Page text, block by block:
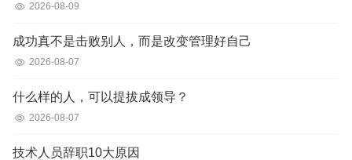
2026-08-09
成功真不是击败别人，而是改变管理好自己
2026-08-07
什么样的人，可以提拔成领导？
2026-08-07
技术人员辞职10大原因